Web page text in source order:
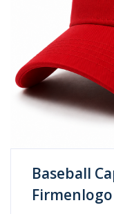
Baseball